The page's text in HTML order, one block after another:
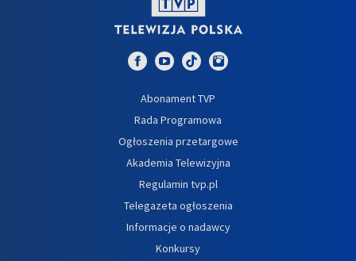
Abonament TVP
Rada Programowa
Ogłoszenia przetargowe
Akademia Telewizyjna
Regulamin tvp.pl
Telegazeta ogłoszenia
Informacje o nadawcy
Konkursy